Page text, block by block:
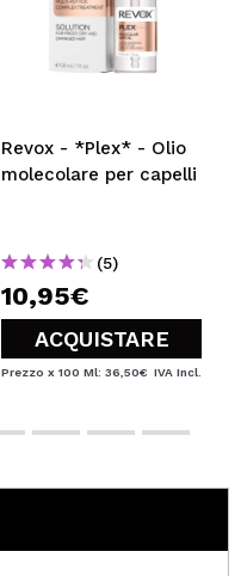
Revox - *Plex* - Olio
molecolare per capelli
(5)
10,95€
ACQUISTARE
Prezzo x 100 Ml: 36,50€ IVA Incl.